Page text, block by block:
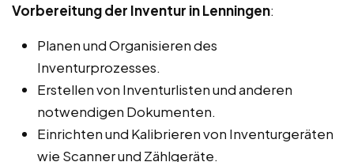
Vorbereitung der Inventur in Lenningen:
Planen und Organisieren des
Inventurprozesses.
Erstellen von Inventurlisten und anderen
notwendigen Dokumenten.
Einrichten und Kalibrieren von Inventurgeräten
wie Scanner und Zählgeräte.